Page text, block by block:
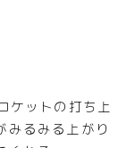
ケットの打ち上
みるみる上がり